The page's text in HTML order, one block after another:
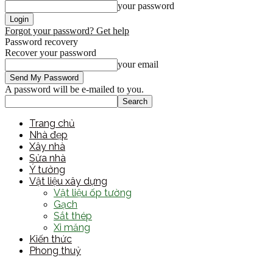
your password
Forgot your password? Get help
Password recovery
Recover your password
your email
A password will be e-mailed to you.
Trang chủ
Nhà đẹp
Xây nhà
Sửa nhà
Ý tưởng
Vật liệu xây dựng
Vật liệu ốp tường
Gạch
Sắt thép
Xi măng
Kiến thức
Phong thuỷ